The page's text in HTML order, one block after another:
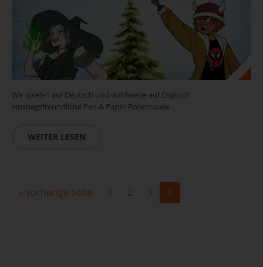
Wir spielen auf Deutsch und wahlweise auf Englisch
einstiegsfreundliche Pen & Paper Rollenspiele
WEITER LESEN
« vorherige Seite 1 2 3 4